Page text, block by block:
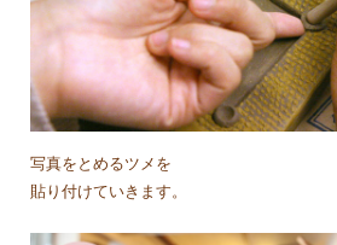
写真をとめるツメを
貼り付けていきます。